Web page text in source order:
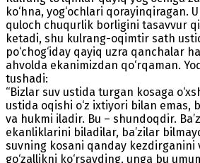
ko‘hna, yog‘ochlari qorayinqiragan.
quloch chuqurlik borligini tasavvur
ketadi, shu kulrang-oqimtir sath
po‘chog‘iday qayiq uzra qanchalar
ahvolda ekanimizdan qo‘rqaman.
tushadi:
“Bizlar suv ustida turgan kosaga
ustida oqishi o‘z ixtiyori bilan emas,
va hukmi iladir. Bu – shundoqdir.
ekanliklarini biladilar, ba’zilar
suvning kosani qanday kezdirganini
go‘zallikni ko‘rsayding, unga bu